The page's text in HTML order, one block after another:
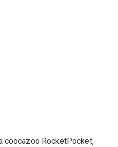
coocazoo RocketPocket,